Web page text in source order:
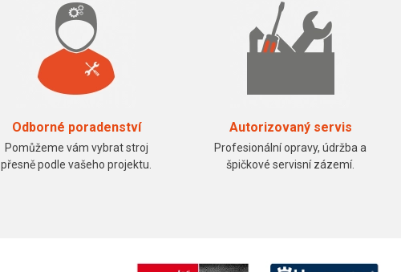
Odborné poradenství
Pomůžeme vám vybrat stroj
přesně podle vašeho projektu.
Autorizovaný servis
Profesionální opravy, údržba a
špičkové servisní zázemí.